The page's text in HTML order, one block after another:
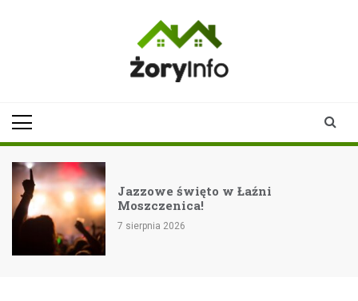
Jazzowe święto w Łaźni
Moszczenica!
7 sierpnia 2026